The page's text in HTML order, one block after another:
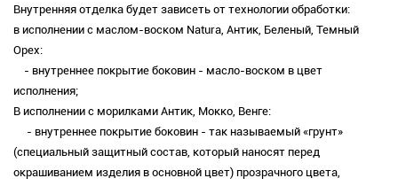
Внутренняя отделка будет зависеть от технологии обработки:
в исполнении с маслом-воском Natura, Антик, Беленый, Темный
Орех:
- внутреннее покрытие боковин - масло-воском в цвет
исполнения;
В исполнении с морилками Антик, Мокко, Венге:
- внутреннее покрытие боковин - так называемый «грунт»
(специальный защитный состав, который наносят перед
окрашиванием изделия в основной цвет) прозрачного цвета,